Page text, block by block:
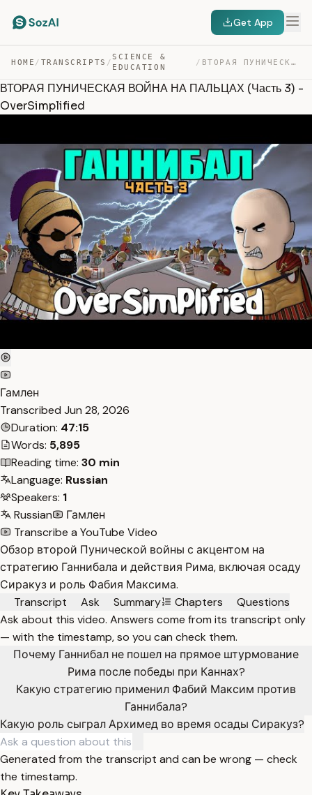
Get App
HOME / TRANSCRIPTS /
SCIENCE &
EDUCATION
/ ВТОРАЯ ПУНИЧЕСКАЯ ВОЙНА НА ПАЛЬЦАХ (ЧАСТЬ 3) – OVERSIMP… — TRANSCRIPT
ВТОРАЯ ПУНИЧЕСКАЯ ВОЙНА НА ПАЛЬЦАХ (Часть 3) -
OverSimplified
Гамлен
Transcribed Jun 28, 2026
Duration: 47:15
Words: 5,895
Reading time: 30 min
Language: Russian
Speakers: 1
Russian
Гамлен
Transcribe a YouTube Video
Обзор второй Пунической войны с акцентом на
стратегию Ганнибала и действия Рима, включая осаду
Сиракуз и роль Фабия Максима.
Transcript
Ask Summary Chapters
Questions
Ask about this video. Answers come from its transcript only
— with the timestamp, so you can check them.
Почему Ганнибал не пошел на прямое штурмование
Рима после победы при Каннах?
Какую стратегию применил Фабий Максим против
Ганнибала?
Какую роль сыграл Архимед во время осады Сиракуз?
Generated from the transcript and can be wrong — check
the timestamp.